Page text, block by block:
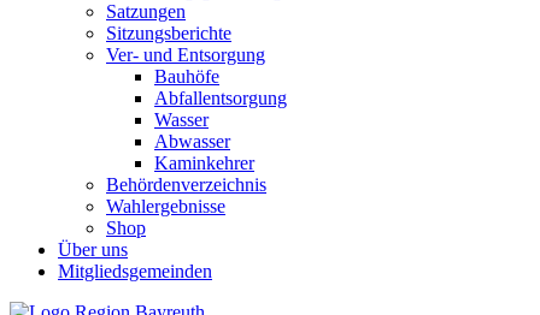
Satzungen
Sitzungsberichte
Ver- und Entsorgung
Bauhöfe
Abfallentsorgung
Wasser
Abwasser
Kaminkehrer
Behördenverzeichnis
Wahlergebnisse
Shop
Über uns
Mitgliedsgemeinden